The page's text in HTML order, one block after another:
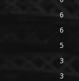
6
6
5
3
3